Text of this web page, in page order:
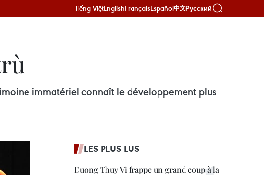
Tiếng ViệtEnglishFrançaisEspañol中文Русский
immatériel connaît le développement plus
LES PLUS LUS
Duong Thuy Vi frappe un grand coup à la